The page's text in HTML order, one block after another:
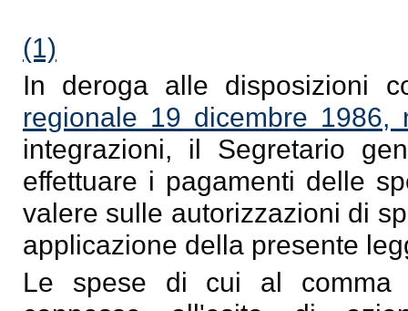
(1)
In deroga alle disposizioni
regionale 19 dicembre 1986,
integrazioni, il Segretario
effettuare i pagamenti delle
valere sulle autorizzazioni di
applicazione della presente
Le spese di cui al comma